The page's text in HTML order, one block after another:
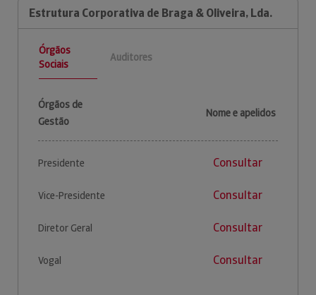
Estrutura Corporativa de Braga & Oliveira, Lda.
Órgãos
Sociais
Auditores
Órgãos de
Gestão
Nome e apelidos
Presidente Consultar
Vice-Presidente Consultar
Diretor Geral Consultar
Vogal Consultar